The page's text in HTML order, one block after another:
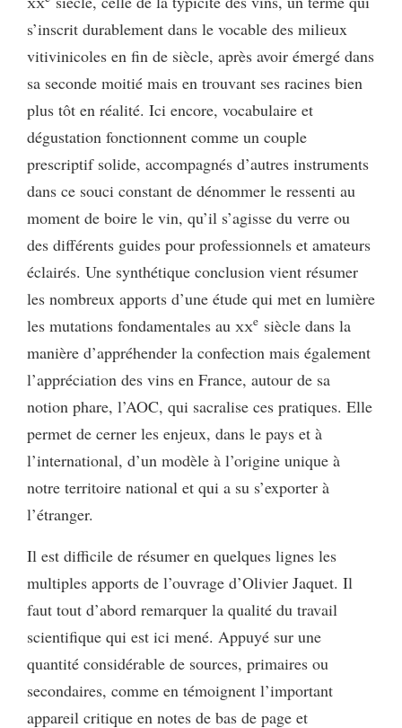
s’inscrit durablement dans le vocable des milieux
vitivinicoles en fin de siècle, après avoir émergé dans
sa seconde moitié mais en trouvant ses racines bien
plus tôt en réalité. Ici encore, vocabulaire et
dégustation fonctionnent comme un couple
prescriptif solide, accompagnés d’autres instruments
dans ce souci constant de dénommer le ressenti au
moment de boire le vin, qu’il s’agisse du verre ou
des différents guides pour professionnels et amateurs
éclairés. Une synthétique conclusion vient résumer
les nombreux apports d’une étude qui met en lumière
les mutations fondamentales au xxe siècle dans la
manière d’appréhender la confection mais également
l’appréciation des vins en France, autour de sa
notion phare, l’AOC, qui sacralise ces pratiques. Elle
permet de cerner les enjeux, dans le pays et à
l’international, d’un modèle à l’origine unique à
notre territoire national et qui a su s’exporter à
l’étranger.
Il est difficile de résumer en quelques lignes les
multiples apports de l’ouvrage d’Olivier Jaquet. Il
faut tout d’abord remarquer la qualité du travail
scientifique qui est ici mené. Appuyé sur une
quantité considérable de sources, primaires ou
secondaires, comme en témoignent l’important
appareil critique en notes de bas de page et